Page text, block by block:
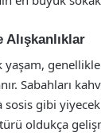
yaşam,
Sabahları
gibi
oldukça